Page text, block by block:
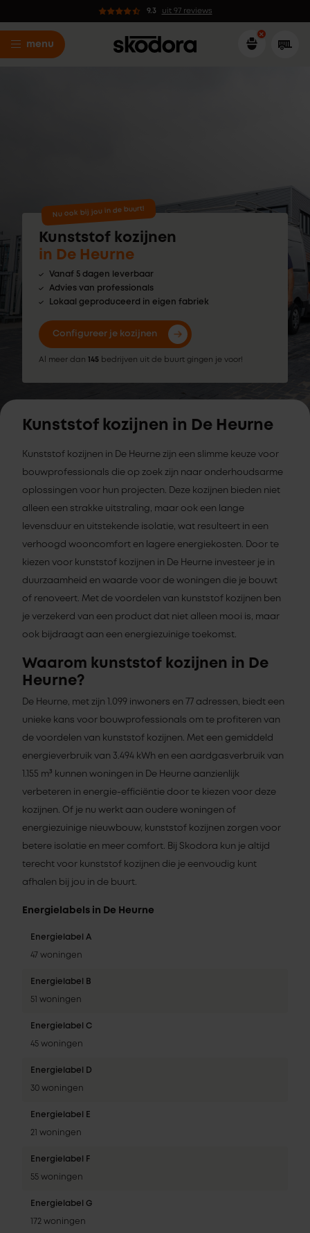
9.3 uit 97 reviews
menu
Nu ook bij jou in de buurt!
Kunststof kozijnen
in De Heurne
Vanaf 5 dagen leverbaar
Advies van professionals
Lokaal geproduceerd in eigen fabriek
Configureer je kozijnen
Al meer dan 145 bedrijven uit de buurt gingen je voor!
Kunststof kozijnen in De Heurne
Kunststof kozijnen in De Heurne zijn een slimme keuze voor
bouwprofessionals die op zoek zijn naar onderhoudsarme
oplossingen voor hun projecten. Deze kozijnen bieden niet
alleen een strakke uitstraling, maar ook een lange
levensduur en uitstekende isolatie, wat resulteert in een
verhoogd wooncomfort en lagere energiekosten. Door te
kiezen voor kunststof kozijnen in De Heurne investeer je in
duurzaamheid en waarde voor de woningen die je bouwt
of renoveert. Met de voordelen van kunststof kozijnen ben
je verzekerd van een product dat niet alleen mooi is, maar
ook bijdraagt aan een energiezuinige toekomst.
Waarom kunststof kozijnen in De
Heurne?
De Heurne, met zijn 1.099 inwoners en 77 adressen, biedt een
unieke kans voor bouwprofessionals om te profiteren van
de voordelen van kunststof kozijnen. Met een gemiddeld
energieverbruik van 3.494 kWh en een aardgasverbruik van
1.155 m³ kunnen woningen in De Heurne aanzienlijk
verbeteren in energie-efficiëntie door te kiezen voor deze
kozijnen. Of je nu werkt aan oudere woningen of
energiezuinige nieuwbouw, kunststof kozijnen zorgen voor
betere isolatie en meer comfort. Bij Skodora kun je altijd
terecht voor kunststof kozijnen die je eenvoudig kunt
afhalen bij jou in de buurt.
Energielabels in De Heurne
Energielabel A
47 woningen
Energielabel B
51 woningen
Energielabel C
45 woningen
Energielabel D
30 woningen
Energielabel E
21 woningen
Energielabel F
55 woningen
Energielabel G
172 woningen